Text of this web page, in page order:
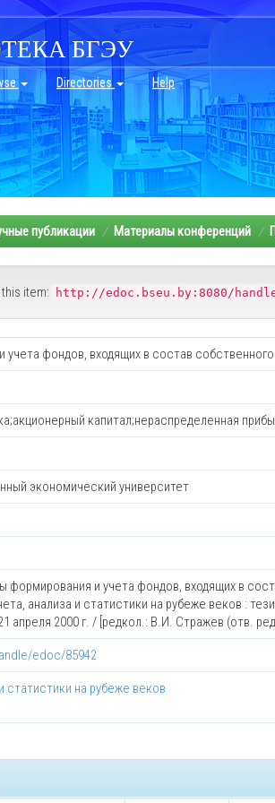
БГЭУ
Directories Help
публикации Материалы конференций
item: http://edoc.bseu.by:8080/
фондов, входящих в состав собственного
капитал;нераспределенная
экономический университет
и учета фондов, входящих в
анализа и статистики на рубеже веков :
апреля 2000 г. / [редкол.: В.И. Стражев (отв.
edoc/85942
статистики на рубеже веков